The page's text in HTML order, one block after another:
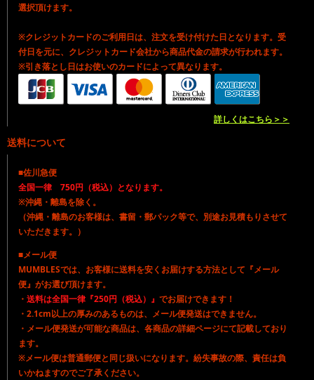
選択頂けます。
※クレジットカードのご利用日は、注文を受け付けた日となります。受
付日を元に、クレジットカード会社から商品代金の請求が行われます。
※引き落とし日はお使いのカードによって異なります。
詳しくはこちら＞＞
送料について
■佐川急便
全国一律 750円（税込）となります。
※沖縄・離島を除く。
（沖縄・離島のお客様は、書留・郵パック等で、別途お見積もりさせて
いただきます。）
■メール便
MUMBLESでは、お客様に送料を安くお届けする方法として『メール
便』がお選び頂けます。
・ 送料は全国一律『250円（税込）』 でお届けできます！
・2.1cm以上の厚みのあるものは、メール便発送はできません。
・メール便発送が可能な商品は、各商品の詳細ページにて記載しており
ます。
※メール便は普通郵便と同じ扱いになります。紛失事故の際、責任は負
いかねますのでご了承ください。